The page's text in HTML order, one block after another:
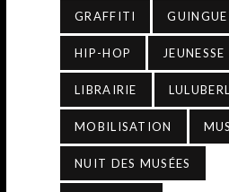
GRAFFITI
HIP-HOP JEUNESSE
LIBRAIRIE
MOBILISATION
NUIT DES MUSÉES